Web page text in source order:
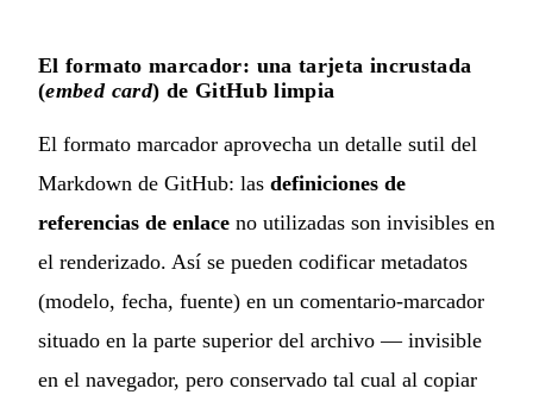
El formato marcador: una tarjeta incrustada
(embed card) de GitHub limpia
El formato marcador aprovecha un detalle sutil del
Markdown de GitHub: las definiciones de
referencias de enlace no utilizadas son invisibles en
el renderizado. Así se pueden codificar metadatos
(modelo, fecha, fuente) en un comentario-marcador
situado en la parte superior del archivo — invisible
en el navegador, pero conservado tal cual al copiar